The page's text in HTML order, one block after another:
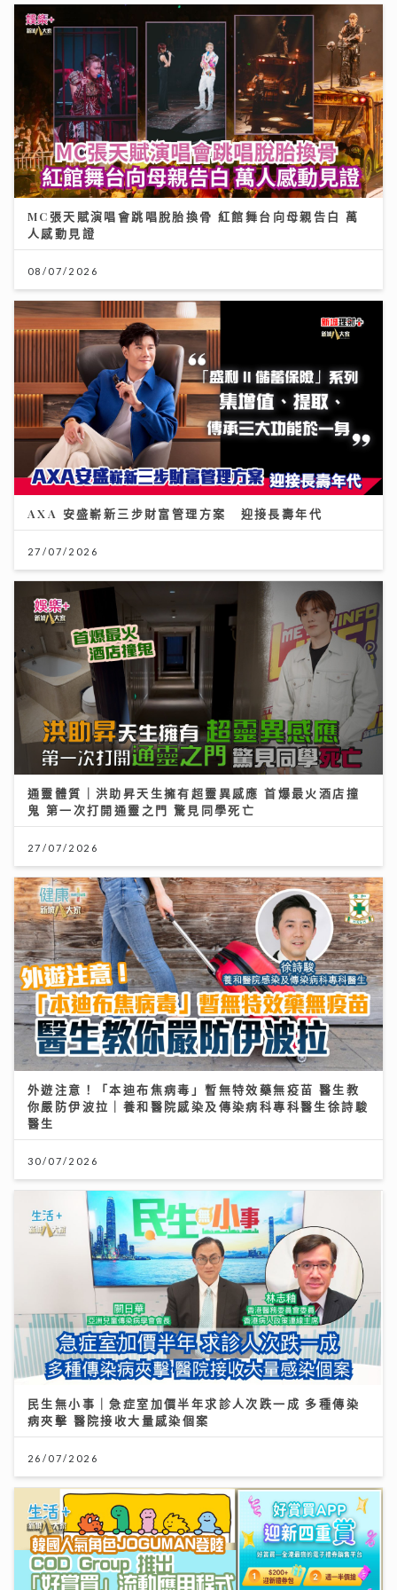
MC張天賦演唱會跳唱脫胎換骨 紅館舞台向母親告白 萬
人感動見證
08/07/2026
AXA 安盛嶄新三步財富管理方案 迎接長壽年代
27/07/2026
通靈體質｜洪助昇天生擁有超靈異感應 首爆最火酒店撞
鬼 第一次打開通靈之門 驚見同學死亡
27/07/2026
外遊注意！「本迪布焦病毒」暫無特效藥無疫苗 醫生教
你嚴防伊波拉｜養和醫院感染及傳染病科專科醫生徐詩駿
醫生
30/07/2026
民生無小事｜急症室加價半年求診人次跌一成 多種傳染
病夾擊 醫院接收大量感染個案
26/07/2026